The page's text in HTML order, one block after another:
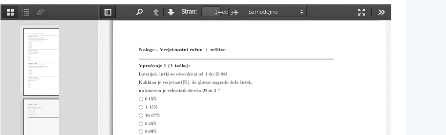
SličiceOris
Preklopi
NazajNaprej
Stran:
od 3
Način
PomanjšajPovečaj
Naloge - Verjetnostni raˇcun + reˇsitve
Vpraˇsanje 1 (1 toˇcka):
Loterijski listki so oˇstevilˇceni od 1 do 25 943 .
Kolikˇsna je verjetnost[%], da glavno nagrado dobi listek,
na katerem je vˇckratnik ˇstevila 29 in 3 ?
©
0.15%
©
1 . 15%
©
16.67%
©
0.45%
©
0.69%